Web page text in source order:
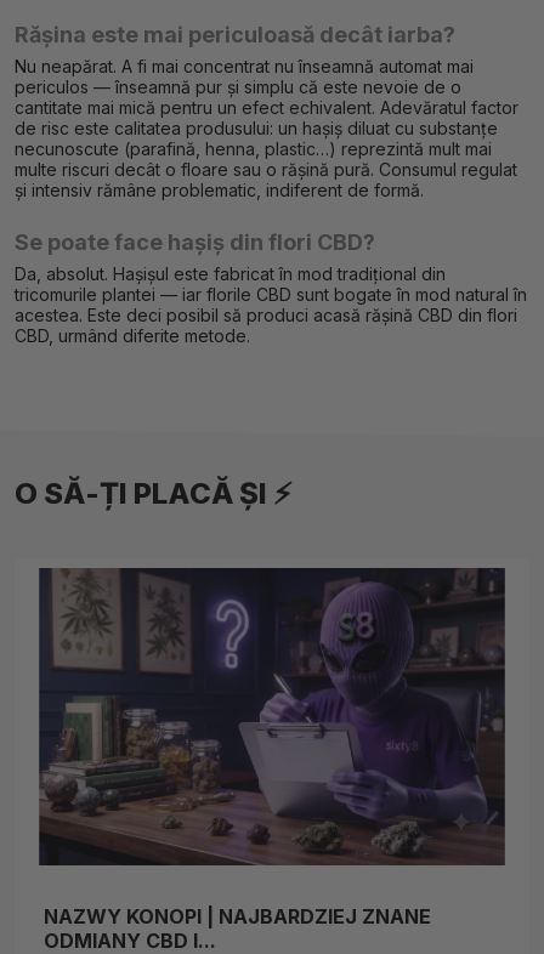
Rășina este mai periculoasă decât iarba?
Nu neapărat. A fi mai concentrat nu înseamnă automat mai
periculos — înseamnă pur și simplu că este nevoie de o
cantitate mai mică pentru un efect echivalent. Adevăratul factor
de risc este calitatea produsului: un hașiș diluat cu substanțe
necunoscute (parafină, henna, plastic…) reprezintă mult mai
multe riscuri decât o floare sau o rășină pură. Consumul regulat
și intensiv rămâne problematic, indiferent de formă.
Se poate face hașiș din flori CBD?
Da, absolut. Hașișul este fabricat în mod tradițional din
tricomurile plantei — iar florile CBD sunt bogate în mod natural în
acestea. Este deci posibil să produci acasă rășină CBD din flori
CBD, urmând diferite metode.
O SĂ-ȚI PLACĂ ȘI ⚡
NAZWY KONOPI | NAJBARDZIEJ ZNANE
ODMIANY CBD I...